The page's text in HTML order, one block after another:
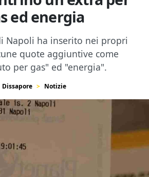
ed energia
Napoli ha inserito nei propri
quote aggiuntive come
per gas" ed "energia".
Dissapore Notizie